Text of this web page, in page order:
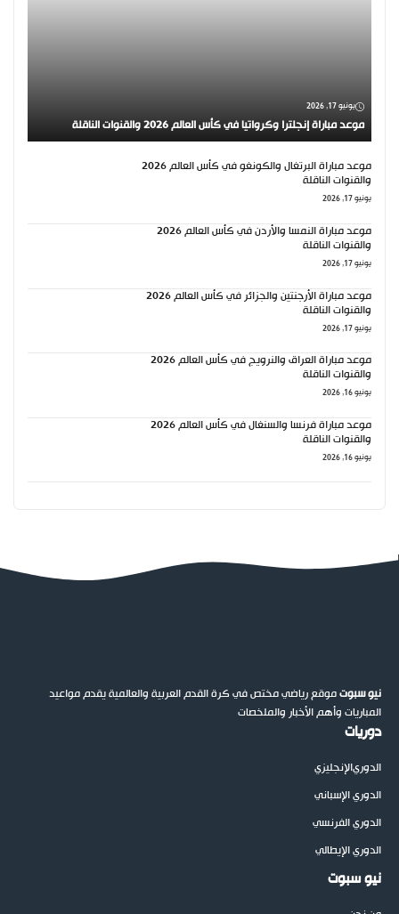
يونيو 17, 2026
موعد مباراة إنجلترا وكرواتيا في كأس العالم 2026 والقنوات الناقلة
موعد مباراة البرتغال والكونغو في كأس العالم 2026
والقنوات الناقلة
يونيو 17, 2026
موعد مباراة النمسا والأردن في كأس العالم 2026
والقنوات الناقلة
يونيو 17, 2026
موعد مباراة الأرجنتين والجزائر في كأس العالم 2026
والقنوات الناقلة
يونيو 17, 2026
موعد مباراة العراق والنرويج في كأس العالم 2026
والقنوات الناقلة
يونيو 16, 2026
موعد مباراة فرنسا والسنغال في كأس العالم 2026
والقنوات الناقلة
يونيو 16, 2026
نيو سبوتموقع رياضي مختص في كرة القدم العربية والعالمية يقدم مواعيد
المباريات وأهم الأخبار والملخصات
دوريات
الدوريالإنجليزي
الدوري الإسباني
الدوري الفرنسي
الدوري الإيطالي
نيو سبوت